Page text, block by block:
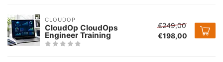
CLOUDOP
CloudOp CloudOps
Engineer Training
€249,00
€198,00